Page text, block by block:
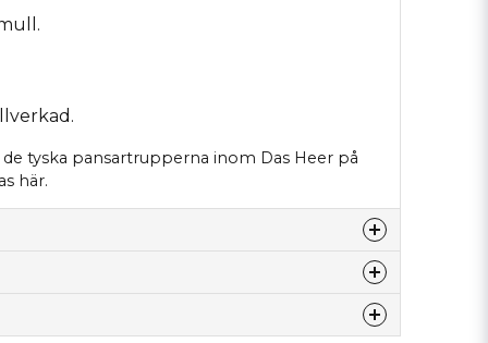
tyska pansartrupperna inom Das Heer på
här.